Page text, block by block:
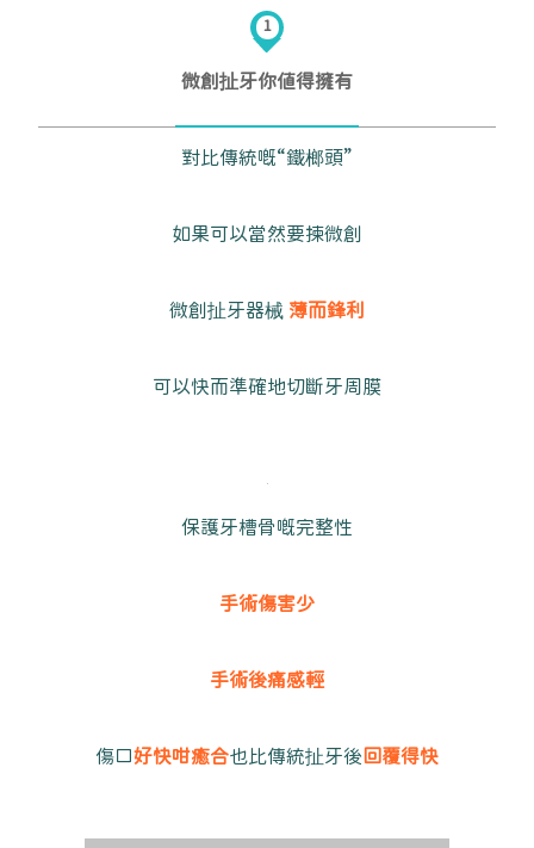
1
微創扯牙你值得擁有
對比傳統嘅“鐵榔頭”
如果可以當然要揀微創
微創扯牙器械 薄而鋒利
可以快而準確地切斷牙周膜
保護牙槽骨嘅完整性
手術傷害少
手術後痛感輕
傷口好快咁癒合也比傳統扯牙後回覆得快